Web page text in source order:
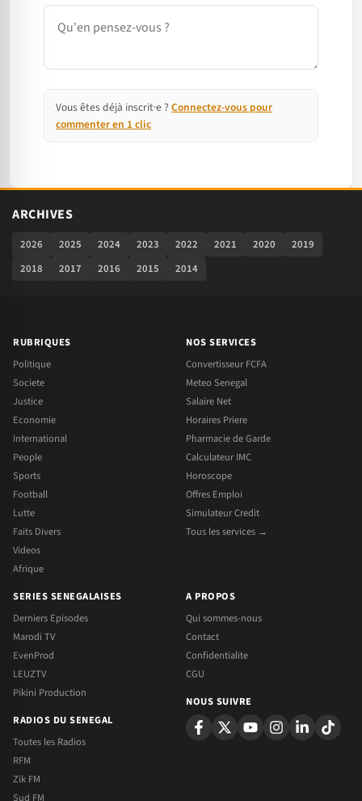
Commentaire
Vous êtes déjà inscrit·e ? Connectez-vous pour
commenter en 1 clic
ARCHIVES
2026 2025 2024 2023 2022 2021 2020
2019
2018
2017 2016 2015 2014
RUBRIQUES
Politique
Societe
Justice
Economie
International
People
Sports
Football
Lutte
Faits Divers
Videos
Afrique
NOS SERVICES
Convertisseur FCFA
Meteo Senegal
Salaire Net
Horaires Priere
Pharmacie de Garde
Calculateur IMC
Horoscope
Offres Emploi
Simulateur Credit
Tous les services →
SERIES SENEGALAISES
Derniers Episodes
Marodi TV
EvenProd
LEUZTV
Pikini Production
RADIOS DU SENEGAL
Toutes les Radios
RFM
Zik FM
Sud FM
A PROPOS
Qui sommes-nous
Contact
Confidentialite
CGU
NOUS SUIVRE